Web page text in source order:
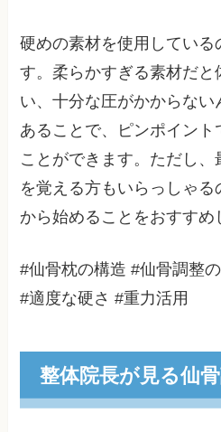
硬めの素材を使用している
す。柔らかすぎる素材だと
い、十分な圧がかからな
あることで、ピンポイント
ことができます。ただし
を覚える方もいらっしゃ
から始めることをおすすめ
#仙骨枕の構造 #仙骨調整
#適度な硬さ #重力活用
整体院長が見る仙